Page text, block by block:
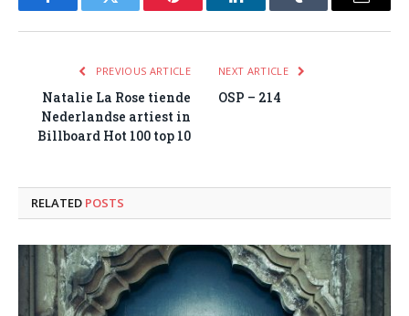
FacebookTwitter Pinterest LinkedInTumblr Email
PREVIOUS ARTICLE
Natalie La Rose tiende
Nederlandse artiest in
Billboard Hot 100 top 10
NEXT ARTICLE
OSP – 214
RELATED POSTS